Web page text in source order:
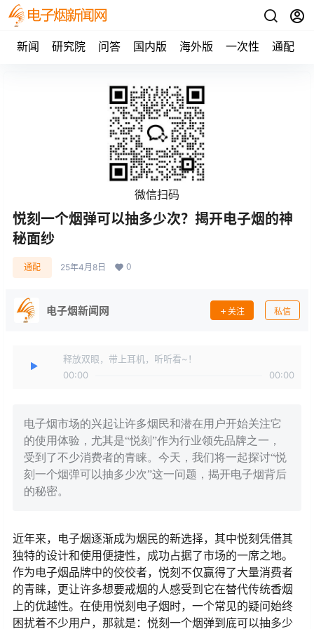
新闻 研究院 问答 国内版 海外版 一次性 通配
微信扫码
悦刻一个烟弹可以抽多少次？揭开电子烟的神
秘面纱
通配 25年4月8日 0
电子烟新闻网 关注 私信
释放双眼，带上耳机，听听看~！
00:00
00:00
电子烟市场的兴起让许多烟民和潜在用户开始关注它
的使用体验，尤其是“悦刻”作为行业领先品牌之一，
受到了不少消费者的青睐。今天，我们将一起探讨“悦
刻一个烟弹可以抽多少次”这一问题，揭开电子烟背后
的秘密。
近年来，电子烟逐渐成为烟民的新选择，其中悦刻凭借其
独特的设计和使用便捷性，成功占据了市场的一席之地。
作为电子烟品牌中的佼佼者，悦刻不仅赢得了大量消费者
的青睐，更让许多想要戒烟的人感受到它在替代传统香烟
上的优越性。在使用悦刻电子烟时，一个常见的疑问始终
困扰着不少用户，那就是：悦刻一个烟弹到底可以抽多少